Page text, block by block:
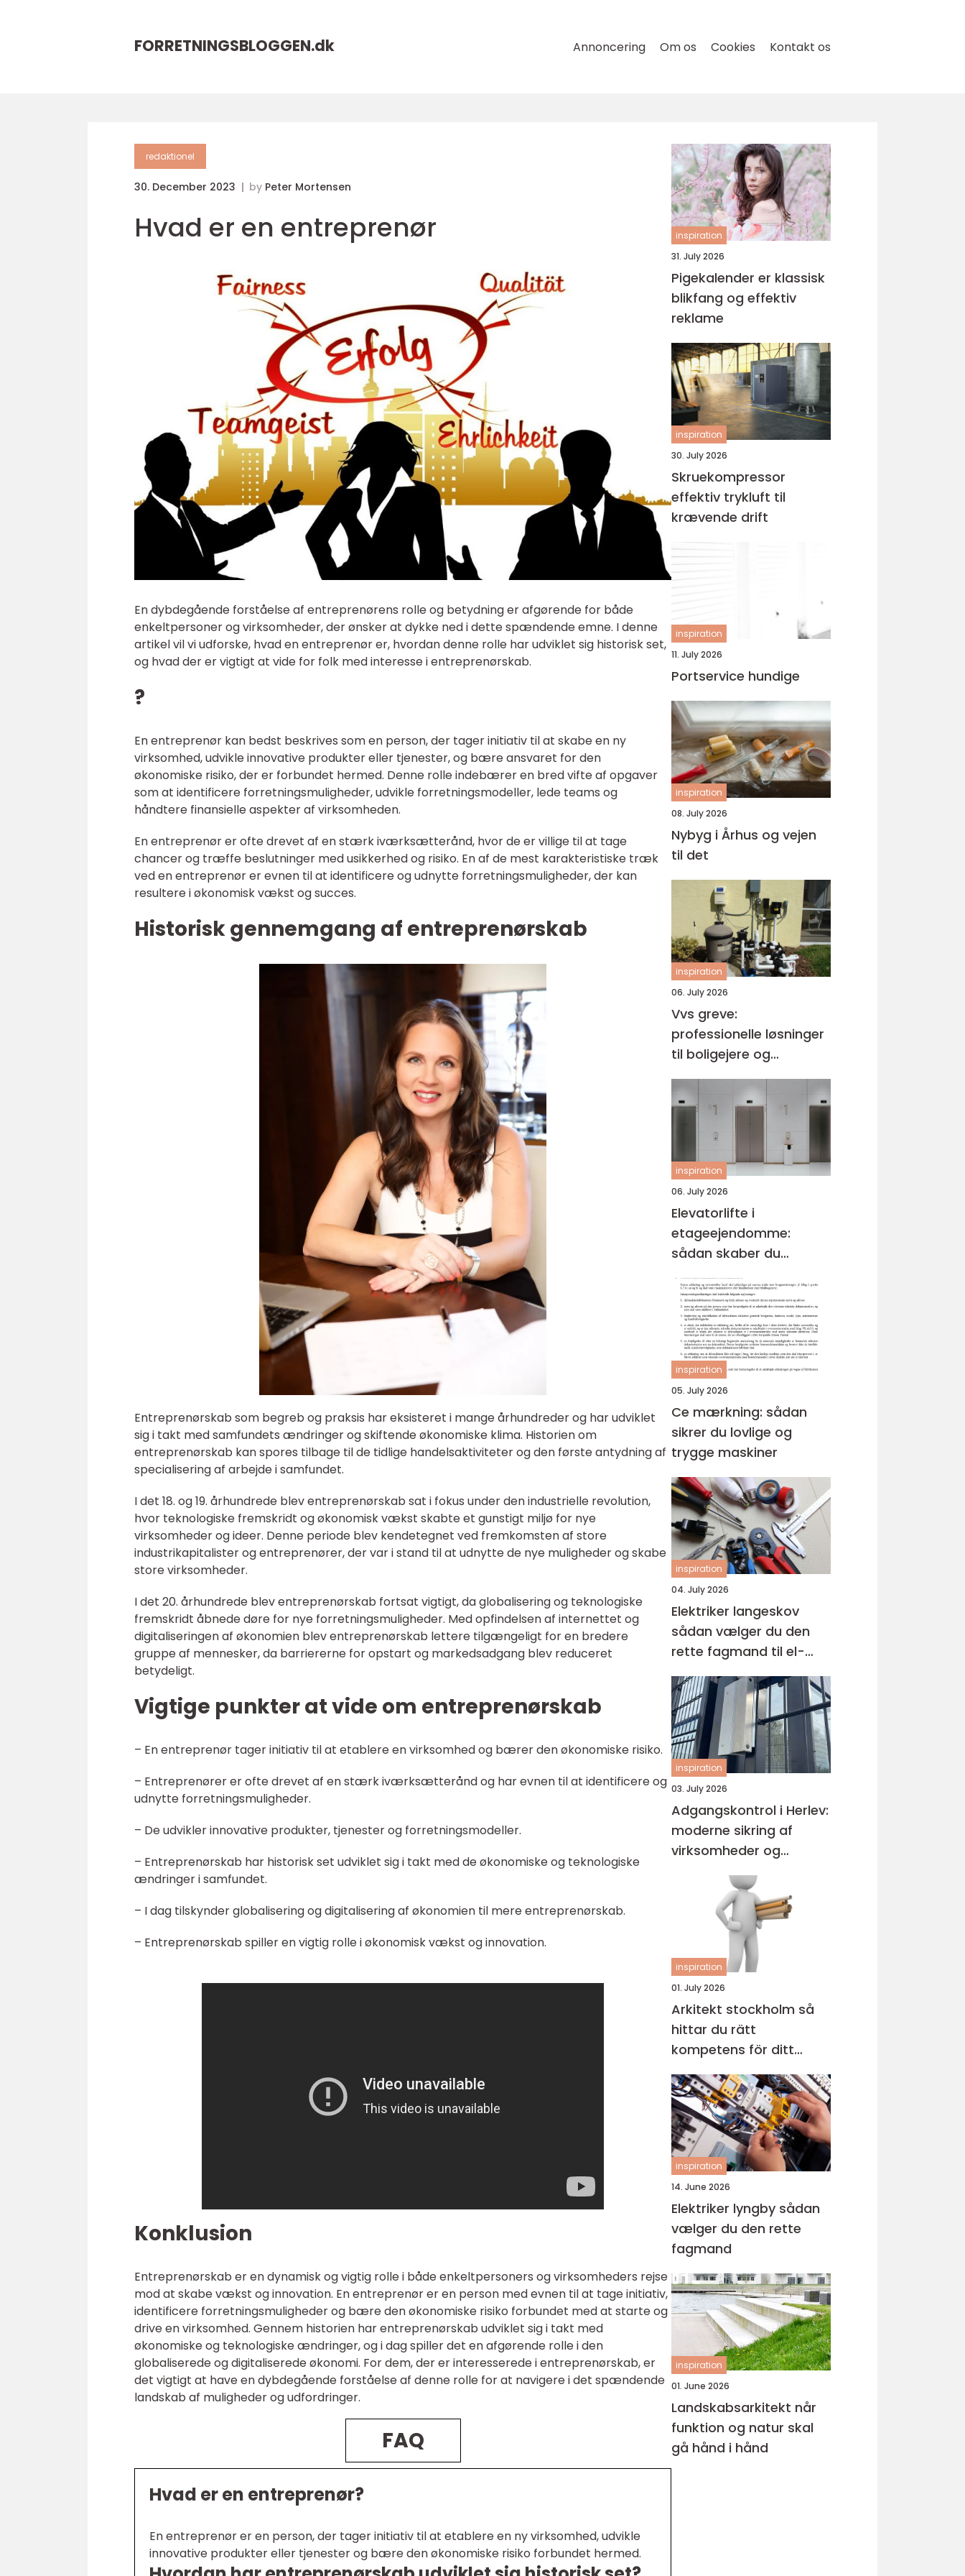
FORRETNINGSBLOGGEN.dk Annoncering Om os Cookies Kontakt os
redaktionel
30. December 2023 by Peter Mortensen
Hvad er en entreprenør
En dybdegående forståelse af entreprenørens rolle og betydning er afgørende for både
enkeltpersoner og virksomheder, der ønsker at dykke ned i dette spændende emne. I denne
artikel vil vi udforske, hvad en entreprenør er, hvordan denne rolle har udviklet sig historisk set,
og hvad der er vigtigt at vide for folk med interesse i entreprenørskab.
?
En entreprenør kan bedst beskrives som en person, der tager initiativ til at skabe en ny
virksomhed, udvikle innovative produkter eller tjenester, og bære ansvaret for den
økonomiske risiko, der er forbundet hermed. Denne rolle indebærer en bred vifte af opgaver
som at identificere forretningsmuligheder, udvikle forretningsmodeller, lede teams og
håndtere finansielle aspekter af virksomheden.
En entreprenør er ofte drevet af en stærk iværksætterånd, hvor de er villige til at tage
chancer og træffe beslutninger med usikkerhed og risiko. En af de mest karakteristiske træk
ved en entreprenør er evnen til at identificere og udnytte forretningsmuligheder, der kan
resultere i økonomisk vækst og succes.
Historisk gennemgang af entreprenørskab
Entreprenørskab som begreb og praksis har eksisteret i mange århundreder og har udviklet
sig i takt med samfundets ændringer og skiftende økonomiske klima. Historien om
entreprenørskab kan spores tilbage til de tidlige handelsaktiviteter og den første antydning af
specialisering af arbejde i samfundet.
I det 18. og 19. århundrede blev entreprenørskab sat i fokus under den industrielle revolution,
hvor teknologiske fremskridt og økonomisk vækst skabte et gunstigt miljø for nye
virksomheder og ideer. Denne periode blev kendetegnet ved fremkomsten af store
industrikapitalister og entreprenører, der var i stand til at udnytte de nye muligheder og skabe
store virksomheder.
I det 20. århundrede blev entreprenørskab fortsat vigtigt, da globalisering og teknologiske
fremskridt åbnede døre for nye forretningsmuligheder. Med opfindelsen af internettet og
digitaliseringen af økonomien blev entreprenørskab lettere tilgængeligt for en bredere
gruppe af mennesker, da barriererne for opstart og markedsadgang blev reduceret
betydeligt.
Vigtige punkter at vide om entreprenørskab
– En entreprenør tager initiativ til at etablere en virksomhed og bærer den økonomiske risiko.
– Entreprenører er ofte drevet af en stærk iværksætterånd og har evnen til at identificere og
udnytte forretningsmuligheder.
– De udvikler innovative produkter, tjenester og forretningsmodeller.
– Entreprenørskab har historisk set udviklet sig i takt med de økonomiske og teknologiske
ændringer i samfundet.
– I dag tilskynder globalisering og digitalisering af økonomien til mere entreprenørskab.
– Entreprenørskab spiller en vigtig rolle i økonomisk vækst og innovation.
Konklusion
Entreprenørskab er en dynamisk og vigtig rolle i både enkeltpersoners og virksomheders rejse
mod at skabe vækst og innovation. En entreprenør er en person med evnen til at tage initiativ,
identificere forretningsmuligheder og bære den økonomiske risiko forbundet med at starte og
drive en virksomhed. Gennem historien har entreprenørskab udviklet sig i takt med
økonomiske og teknologiske ændringer, og i dag spiller det en afgørende rolle i den
globaliserede og digitaliserede økonomi. For dem, der er interesserede i entreprenørskab, er
det vigtigt at have en dybdegående forståelse af denne rolle for at navigere i det spændende
landskab af muligheder og udfordringer.
FAQ
Hvad er en entreprenør?
En entreprenør er en person, der tager initiativ til at etablere en ny virksomhed, udvikle
innovative produkter eller tjenester og bære den økonomiske risiko forbundet hermed.
inspiration
31. July 2026
Pigekalender er klassisk
blikfang og effektiv
reklame
inspiration
30. July 2026
Skruekompressor
effektiv trykluft til
krævende drift
inspiration
11. July 2026
Portservice hundige
inspiration
08. July 2026
Nybyg i Århus og vejen
til det
inspiration
06. July 2026
Vvs greve:
professionelle løsninger
til boligejere og
virksomheder
inspiration
06. July 2026
Elevatorlifte i
etageejendomme:
sådan skaber du
tilgængelighed og
værdi
inspiration
05. July 2026
Ce mærkning: sådan
sikrer du lovlige og
trygge maskiner
inspiration
04. July 2026
Elektriker langeskov
sådan vælger du den
rette fagmand til el-
opgaven
inspiration
03. July 2026
Adgangskontrol i Herlev:
moderne sikring af
virksomheder og
ejendomme
inspiration
01. July 2026
Arkitekt stockholm så
hittar du rätt
kompetens för ditt
projekt
inspiration
14. June 2026
Elektriker lyngby sådan
vælger du den rette
fagmand
inspiration
01. June 2026
Landskabsarkitekt når
funktion og natur skal
gå hånd i hånd